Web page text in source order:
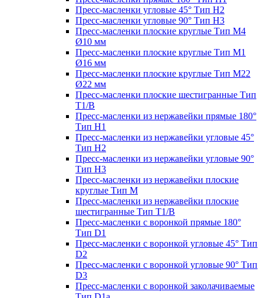
Пресс-масленки угловые 45° Тип H2
Пресс-масленки угловые 90° Тип H3
Пресс-масленки плоские круглые Тип M4
Ø10 мм
Пресс-масленки плоские круглые Тип M1
Ø16 мм
Пресс-масленки плоские круглые Тип M22
Ø22 мм
Пресс-масленки плоские шестигранные Тип
T1/B
Пресс-масленки из нержавейки прямые 180°
Тип H1
Пресс-масленки из нержавейки угловые 45°
Тип H2
Пресс-масленки из нержавейки угловые 90°
Тип H3
Пресс-масленки из нержавейки плоские
круглые Тип M
Пресс-масленки из нержавейки плоские
шестигранные Тип T1/B
Пресс-масленки с воронкой прямые 180°
Тип D1
Пресс-масленки с воронкой угловые 45° Тип
D2
Пресс-масленки с воронкой угловые 90° Тип
D3
Пресс-масленки с воронкой заколачиваемые